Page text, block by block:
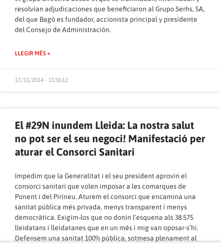
resolvían adjudicaciones que beneficiaron al Grupo Serhs, SA,
del que Bagó es fundador, accionista principal y presidente
del Consejo de Administración.
LLEGIR MÉS »
17/11/2014 - 11:36:12
El #29N inundem Lleida: La nostra salut
no pot ser el seu negoci! Manifestació per
aturar el Consorci Sanitari
​Impedim que la Generalitat i el seu president aprovin el
consorci sanitari que volen imposar a les comarques de
Ponent i del Pirineu. Aturem el consorci que encamina una
sanitat pública més privada, menys transparent i menys
democràtica. Exigim-los que no donin l’esquena als 38.575
lleidatans i lleidatanes que en un més i mig van oposar-s’hi.
Defensem una sanitat 100% pública, sotmesa plenament al